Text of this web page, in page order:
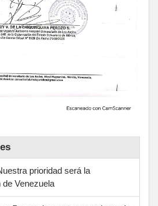
prioridad será la
Venezuela